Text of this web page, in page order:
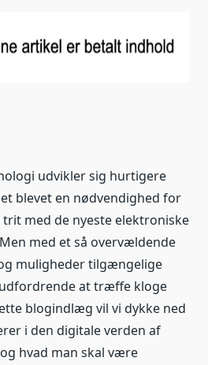
udvikler sig hurtigere
blevet en nødvendighed for
med de nyeste elektroniske
med et så overvældende
muligheder tilgængelige
at træffe kloge
blogindlæg vil vi dykke ned
i den digitale verden af
hvad man skal være